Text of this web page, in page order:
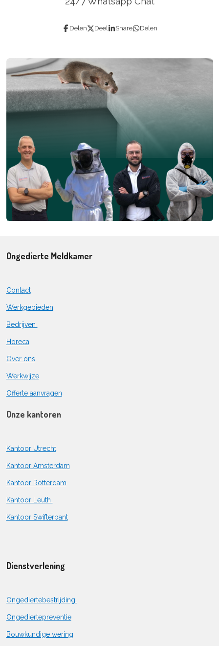
Delen Deel Share Delen
Ongedierte Meldkamer
Contact
Werkgebieden
Bedrijven
Horeca
Over ons
Werkwijze
Offerte aanvragen
Onze kantoren
Kantoor Utrecht
Kantoor Amsterdam
Kantoor Rotterdam
Kantoor Leuth
Kantoor Swifterbant
Dienstverlening
Ongediertebestrijding
Ongediertepreventie
Bouwkundige wering